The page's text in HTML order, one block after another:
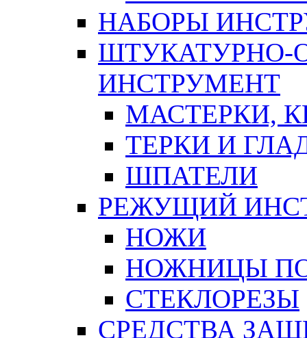
НАБОРЫ
ШТУКАТУРНО-
ИНСТРУМЕНТ
МАСТЕРКИ,
ТЕРКИ И
ШПАТЕЛИ
РЕЖУЩИЙ
НОЖИ
НОЖНИЦЫ
СТЕКЛОРЕЗЫ
СРЕДСТВА